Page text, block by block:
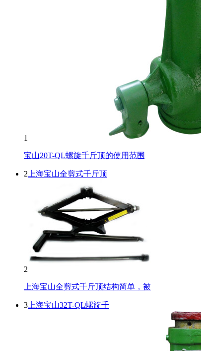
1
宝山20T-QL螺旋千斤顶的使用范围
2 上海宝山全剪式千斤顶
2
上海宝山全剪式千斤顶结构简单，被
3 上海宝山32T-QL螺旋千